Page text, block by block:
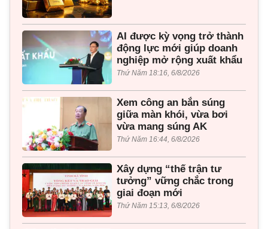
AI được kỳ vọng trở thành
động lực mới giúp doanh
nghiệp mở rộng xuất khẩu
Thứ Năm 18:16, 6/8/2026
Xem công an bắn súng
giữa màn khói, vừa bơi
vừa mang súng AK
Thứ Năm 16:44, 6/8/2026
Xây dựng “thế trận tư
tưởng” vững chắc trong
giai đoạn mới
Thứ Năm 15:13, 6/8/2026